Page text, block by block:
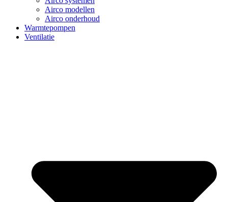
Airco modellen
Airco onderhoud
Warmtepompen
Ventilatie